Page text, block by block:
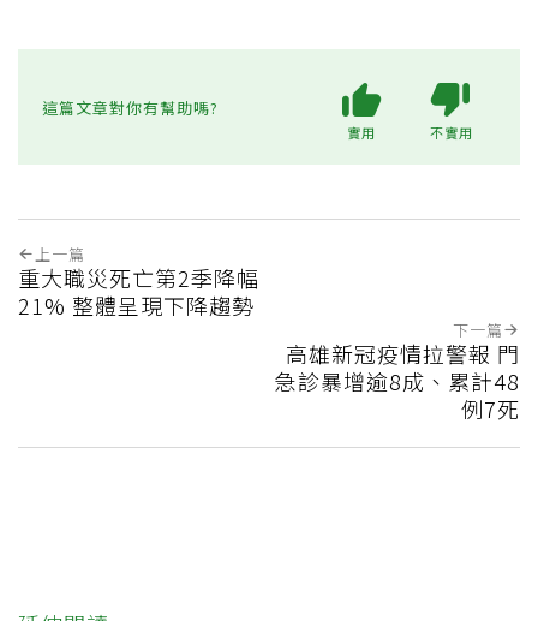
這篇文章對你有幫助嗎?
實用 不實用
上一篇
重大職災死亡第2季降幅
21% 整體呈現下降趨勢
下一篇
高雄新冠疫情拉警報 門
急診暴增逾8成、累計48
例7死